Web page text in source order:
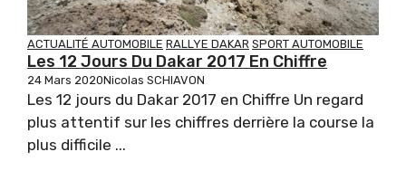
ACTUALITÉ AUTOMOBILE RALLYE DAKAR SPORT AUTOMOBILE
Les 12 Jours Du Dakar 2017 En Chiffre
24 Mars 2020Nicolas SCHIAVON
Les 12 jours du Dakar 2017 en Chiffre Un regard
plus attentif sur les chiffres derrière la course la
plus difficile ...